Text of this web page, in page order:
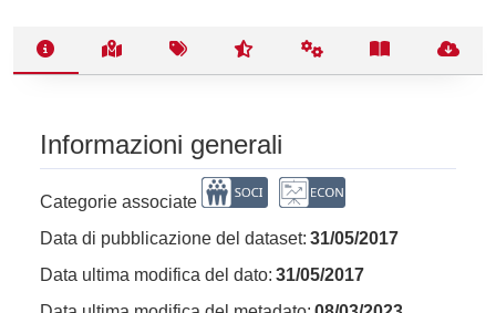
Informazioni generali
Categorie associate
Data di pubblicazione del dataset: 31/05/2017
Data ultima modifica del dato: 31/05/2017